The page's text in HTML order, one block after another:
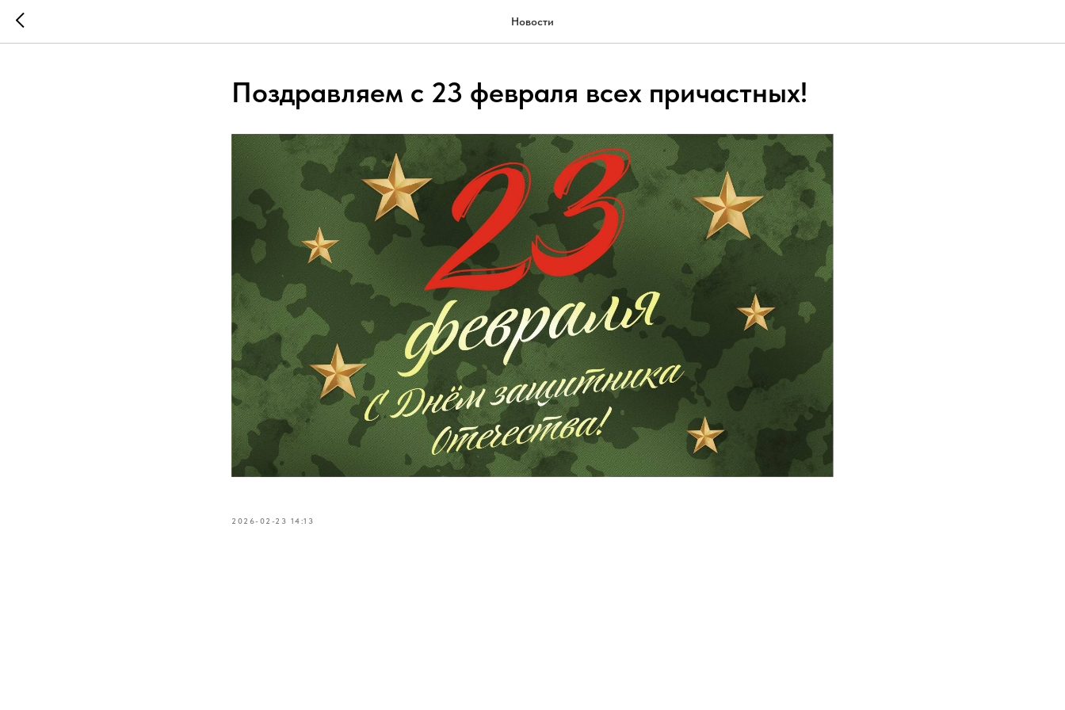
Новости
Поздравляем с 23 февраля всех причастных!
2026-02-23 14:13